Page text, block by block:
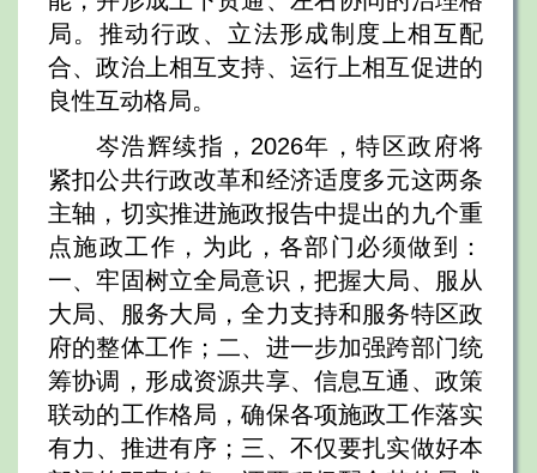
局。推动行政、立法形成制度上相互配
合、政治上相互支持、运行上相互促进的
良性互动格局。
岑浩辉续指，2026年，特区政府将
紧扣公共行政改革和经济适度多元这两条
主轴，切实推进施政报告中提出的九个重
点施政工作，为此，各部门必须做到：
一、牢固树立全局意识，把握大局、服从
大局、服务大局，全力支持和服务特区政
府的整体工作；二、进一步加强跨部门统
筹协调，形成资源共享、信息互通、政策
联动的工作格局，确保各项施政工作落实
有力、推进有序；三、不仅要扎实做好本